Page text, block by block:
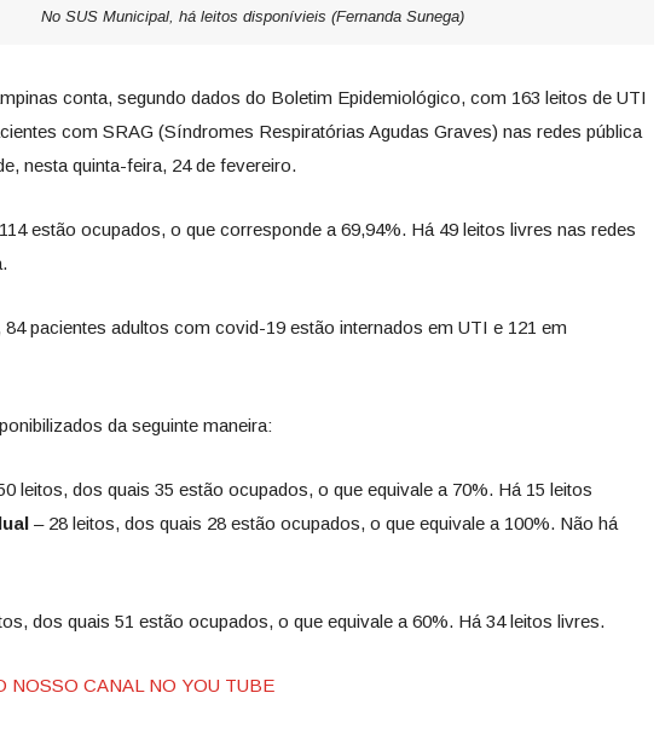
No SUS Municipal, há leitos disponívieis (Fernanda Sunega)
conta, segundo dados do Boletim Epidemiológico, com 163 leitos de UTI
com SRAG (Síndromes Respiratórias Agudas Graves) nas redes pública
nesta quinta-feira, 24 de fevereiro.
estão ocupados, o que corresponde a 69,94%. Há 49 leitos livres nas redes
84 pacientes adultos com covid-19 estão internados em UTI e 121 em
da seguinte maneira:
leitos, dos quais 35 estão ocupados, o que equivale a 70%. Há 15 leitos
– 28 leitos, dos quais 28 estão ocupados, o que equivale a 100%. Não há
dos quais 51 estão ocupados, o que equivale a 60%. Há 34 leitos livres.
NOSSO CANAL NO YOU TUBE